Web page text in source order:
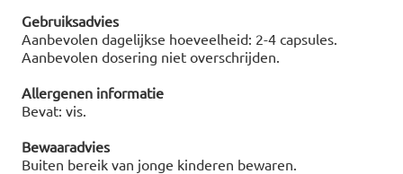
Gebruiksadvies
Aanbevolen dagelijkse hoeveelheid: 2-4 capsules.
Aanbevolen dosering niet overschrijden.
Allergenen informatie
Bevat: vis.
Bewaaradvies
Buiten bereik van jonge kinderen bewaren.